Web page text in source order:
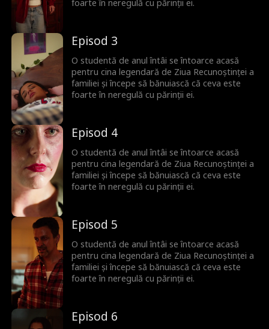
foarte în neregulă cu părinții ei.
Episod 3
O studentă de anul întâi se întoarce acasă
pentru cina legendară de Ziua Recunoștinței a
familiei și începe să bănuiască că ceva este
foarte în neregulă cu părinții ei.
Episod 4
O studentă de anul întâi se întoarce acasă
pentru cina legendară de Ziua Recunoștinței a
familiei și începe să bănuiască că ceva este
foarte în neregulă cu părinții ei.
Episod 5
O studentă de anul întâi se întoarce acasă
pentru cina legendară de Ziua Recunoștinței a
familiei și începe să bănuiască că ceva este
foarte în neregulă cu părinții ei.
Episod 6